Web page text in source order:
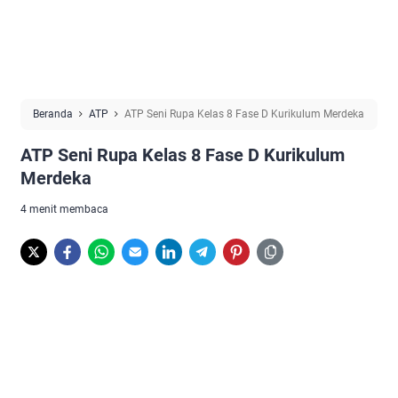
Beranda ATP ATP Seni Rupa Kelas 8 Fase D Kurikulum Merdeka
ATP Seni Rupa Kelas 8 Fase D Kurikulum
Merdeka
4 menit membaca